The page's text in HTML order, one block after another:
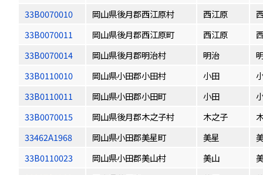
33B0070010
岡山県後月郡西江原村 西江原
33B0070011
岡山県後月郡西江原町 西江原
33B0070014
岡山県後月郡明治村 明治
33B0110010
岡山県小田郡小田村 小田
33B0110011
岡山県小田郡小田町 小田
33B0070015
岡山県後月郡木之子村 木之子
33462A1968
岡山県小田郡美星町 美星
33B0110023
岡山県小田郡美山村 美山